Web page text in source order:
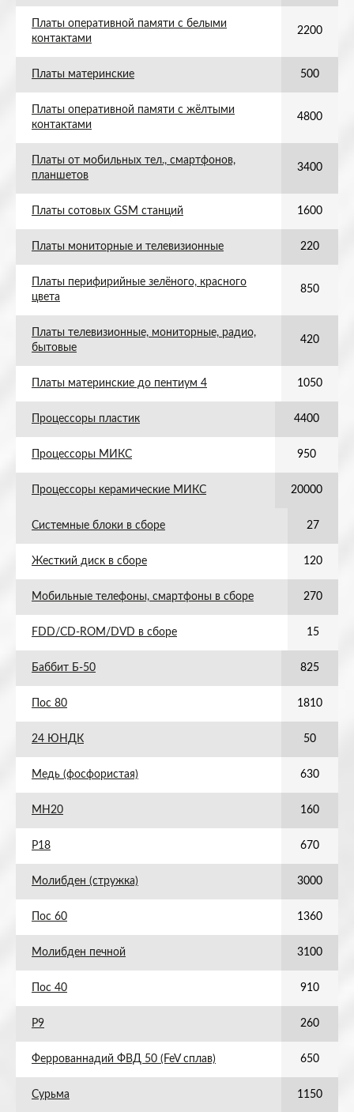
Платы оперативной памяти с белыми
контактами
2200
Платы материнские 500
Платы оперативной памяти с жёлтыми
контактами
4800
Платы от мобильных тел., смартфонов,
планшетов
3400
Платы сотовых GSM станций 1600
Платы мониторные и телевизионные 220
Платы перифирийные зелёного, красного
цвета
850
Платы телевизионные, мониторные, радио,
бытовые
420
Платы материнские до пентиум 4 1050
Процессоры пластик 4400
Процессоры МИКС 950
Процессоры керамические МИКС 20000
Системные блоки в сборе 27
Жесткий диск в сборе 120
Мобильные телефоны, смартфоны в сборе 270
FDD/CD-ROM/DVD в сборе 15
Баббит Б-50 825
Пос 80 1810
24 ЮНДК 50
Медь (фосфористая) 630
МН20 160
Р18 670
Молибден (стружка) 3000
Пос 60 1360
Молибден печной 3100
Пос 40 910
Р9 260
Феррованнадий ФВД 50 (FeV сплав) 650
Сурьма 1150